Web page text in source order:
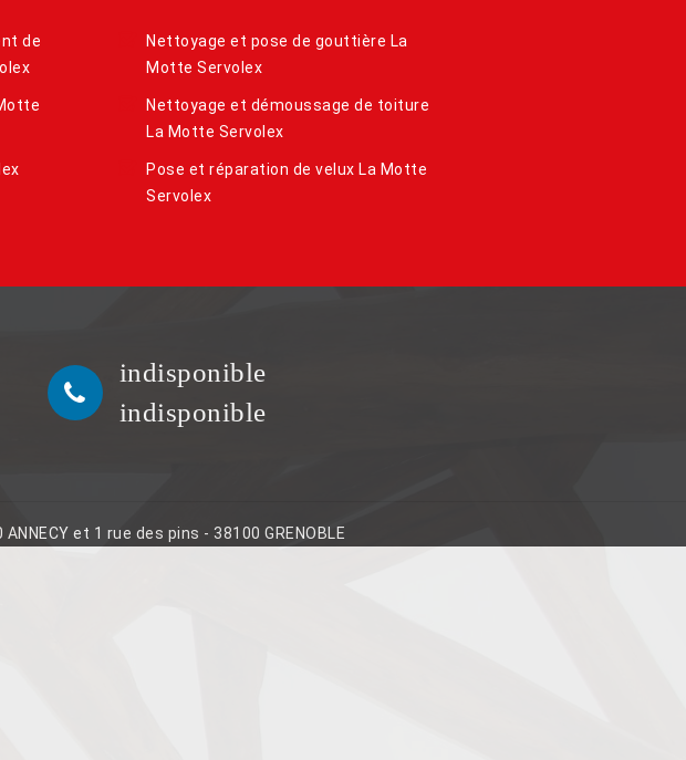
de
Nettoyage et pose de gouttière La
Motte Servolex
Nettoyage et démoussage de toiture
La Motte Servolex
Pose et réparation de velux La Motte
Servolex
indisponible
indisponible
et 1 rue des pins - 38100 GRENOBLE